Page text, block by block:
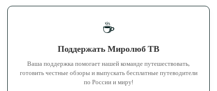
☕
Поддержать Миролюб ТВ
Ваша поддержка помогает нашей команде путешествовать,
готовить честные обзоры и выпускать бесплатные путеводители
по России и миру!